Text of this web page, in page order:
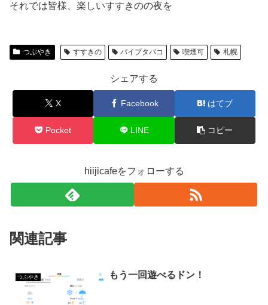
それでは皆様、楽しいすすきのの夜を
つぶやき すすきの パイプタバコ 喫煙可 札幌
シェアする
X Facebook はてブ
Pocket LINE コピー
hiijicafeをフォローする
関連記事
つぶやき もう一回遊べるドン！